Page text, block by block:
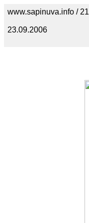
www.sapinuva.info / 21
23.09.2006